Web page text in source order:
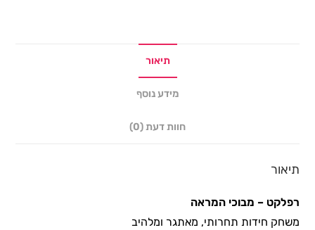
תיאור
מידע נוסף
חוות דעת (0)
תיאור
רפלקט – מבוכי המראה
משחק חידות תחרותי, מאתגר ומלהיב